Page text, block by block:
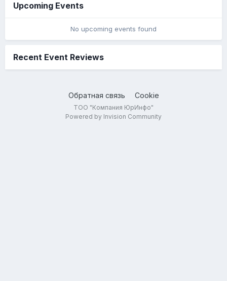
Upcoming Events
No upcoming events found
Recent Event Reviews
Обратная связь Cookie
ТОО "Компания ЮрИнфо"
Powered by Invision Community